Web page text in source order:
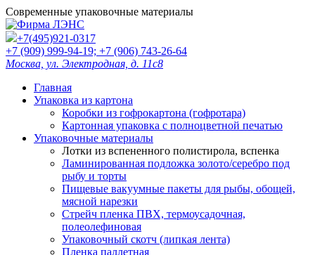
Современные упаковочные материалы
+7(495)921-0317
+7 (909) 999-94-19; +7 (906) 743-26-64
Москва, ул. Электродная, д. 11с8
Главная
Упаковка из картона
Коробки из гофрокартона (гофротара)
Картонная упаковка с полноцветной печатью
Упаковочные материалы
Лотки из вспененного полистирола, вспенка
Ламинированная подложка золото/серебро под
рыбу и торты
Пищевые вакуумные пакеты для рыбы, обощей,
мясной нарезки
Стрейч пленка ПВХ, термоусадочная,
полеолефиновая
Упаковочный скотч (липкая лента)
Пленка паллетная